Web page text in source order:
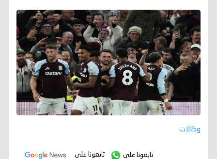
وكالات
تابعونا على تابعونا على